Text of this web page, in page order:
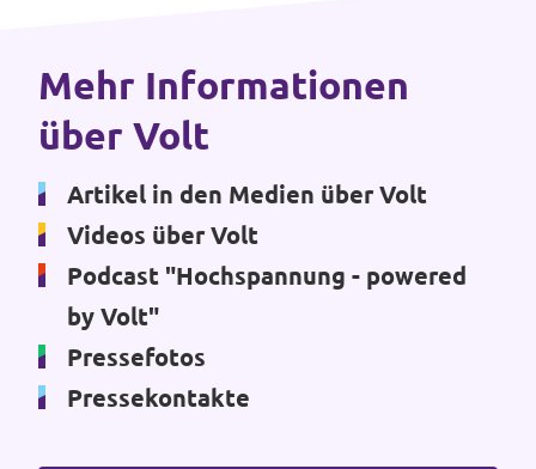
Mache bei uns mit!
Pressemitteilungen
Hochspannung - powered by Volt - Podcast
Leichte Sprache
Jobs bei Volt
Mehr Informationen
über Volt
Artikel in den Medien über Volt
Videos über Volt
Podcast "Hochspannung - powered
by Volt"
Pressefotos
Pressekontakte